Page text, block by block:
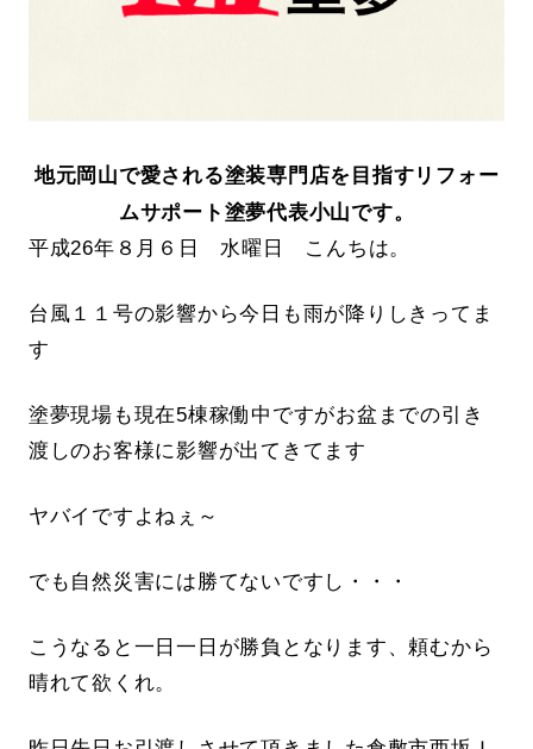
地元岡山で愛される塗装専門店を目指すリフォー
ムサポート塗夢代表小山です。
平成26年８月６日 水曜日 こんちは。
台風１１号の影響から今日も雨が降りしきってま
す
塗夢現場も現在5棟稼働中ですがお盆までの引き
渡しのお客様に影響が出てきてます
ヤバイですよねぇ～
でも自然災害には勝てないですし・・・
こうなると一日一日が勝負となります、頼むから
晴れて欲くれ。